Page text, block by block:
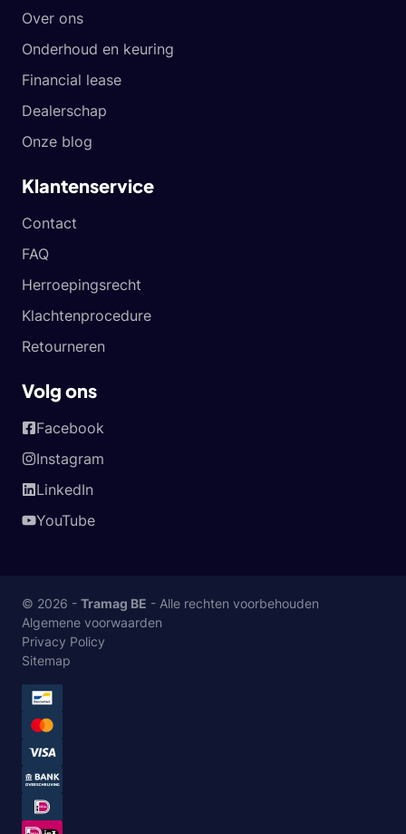
Over ons
Onderhoud en keuring
Financial lease
Dealerschap
Onze blog
Klantenservice
Contact
FAQ
Herroepingsrecht
Klachtenprocedure
Retourneren
Volg ons
Facebook
Instagram
LinkedIn
YouTube
© 2026 - Tramag BE - Alle rechten voorbehouden
Algemene voorwaarden
Privacy Policy
Sitemap